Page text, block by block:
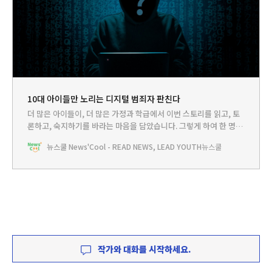
10대 아이들만 노리는 디지털 범죄자 판친다
더 많은 아이들이, 더 많은 가정과 학급에서 이번 스토리를 읽고, 토
론하고, 숙지하기를 바라는 마음을 담았습니다. 그렇게 하여 한 명의
뉴스쿨 News'Cool - READ NEWS, LEAD YOUTH뉴스쿨
작가와 대화를 시작하세요.